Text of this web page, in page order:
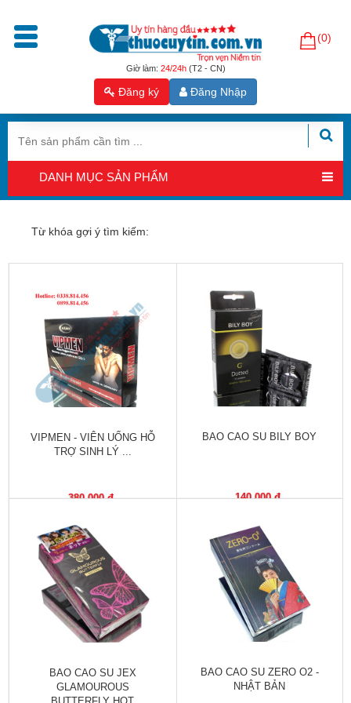
Giờ làm: 24/24h(T2 - CN)
(0)
Đăng ký Đăng Nhập
Trang
phẩm
Tăng
sinh
lý
trợ
sản
nam
Hỗ
trợ
sinh
sản
Làm
Oxy
Ăn
ngon,
ngủ
ngon
Chăm
khỏe
DANH MỤC SẢN PHẨM
Từ khóa gợi ý tìm kiếm:
VIPMEN - VIÊN UỐNG HỖ
TRỢ SINH LÝ ...
380,000 đ
BAO CAO SU BILY BOY
140,000 đ
BAO CAO SU JEX
GLAMOUROUS
BUTTERFLY HOT
BAO CAO SU ZERO O2 -
NHẬT BẢN